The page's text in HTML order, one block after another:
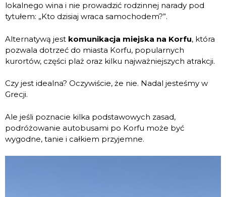
lokalnego wina i nie prowadzić rodzinnej narady pod
tytułem: „Kto dzisiaj wraca samochodem?”.
Alternatywą jest komunikacja miejska na Korfu, która
pozwala dotrzeć do miasta Korfu, popularnych
kurortów, części plaż oraz kilku najważniejszych atrakcji.
Czy jest idealna? Oczywiście, że nie. Nadal jesteśmy w
Grecji.
Ale jeśli poznacie kilka podstawowych zasad,
podróżowanie autobusami po Korfu może być
wygodne, tanie i całkiem przyjemne.